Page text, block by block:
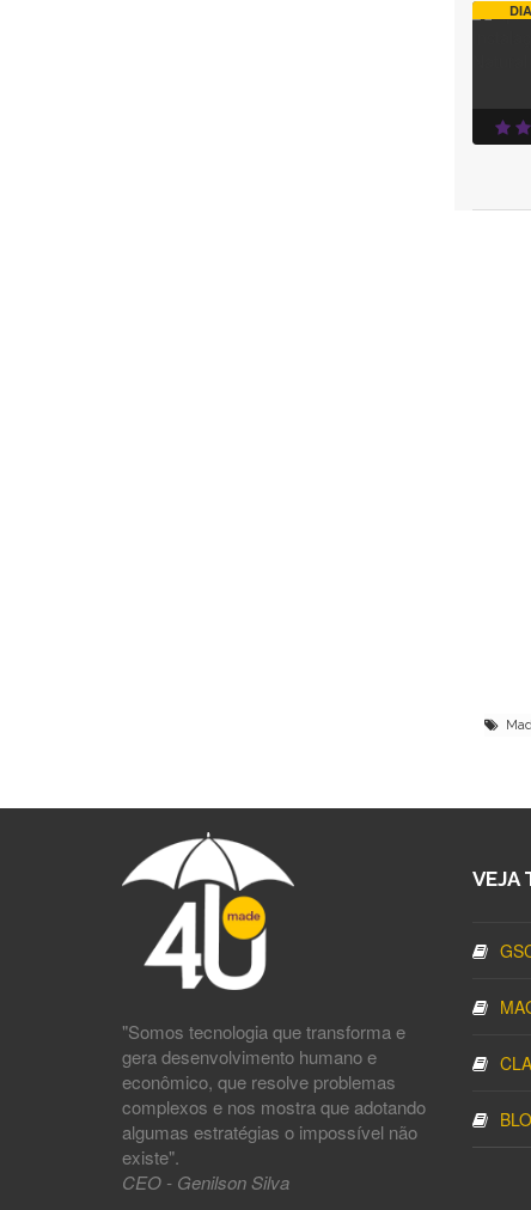
"Somos tecnologia que transforma e
gera desenvolvimento humano e
econômico, que resolve problemas
complexos e nos mostra que adotando
algumas estratégias o impossível não
existe".
CEO - Genilson Silva
VEJA